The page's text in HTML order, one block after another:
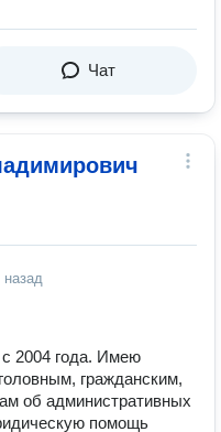
Чат
назад
2004 года. Имею
гражданским,
об административных
помощь